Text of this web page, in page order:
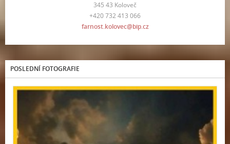
345 43 Koloveč
+420 732 413 066
farnost.kolovec@bip.cz
POSLEDNÍ FOTOGRAFIE